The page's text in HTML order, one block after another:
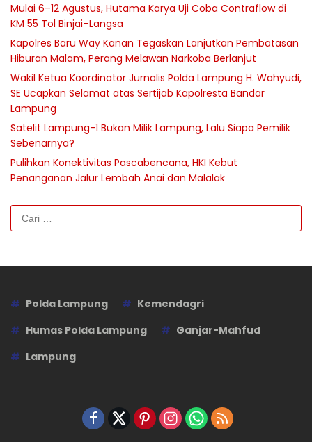
Mulai 6–12 Agustus, Hutama Karya Uji Coba Contraflow di
KM 55 Tol Binjai–Langsa
Kapolres Baru Way Kanan Tegaskan Lanjutkan Pembatasan
Hiburan Malam, Perang Melawan Narkoba Berlanjut
Wakil Ketua Koordinator Jurnalis Polda Lampung H. Wahyudi,
SE Ucapkan Selamat atas Sertijab Kapolresta Bandar
Lampung
Satelit Lampung-1 Bukan Milik Lampung, Lalu Siapa Pemilik
Sebenarnya?
Pulihkan Konektivitas Pascabencana, HKI Kebut
Penanganan Jalur Lembah Anai dan Malalak
Cari
untuk:
Polda Lampung
Kemendagri
Humas Polda Lampung
Ganjar-Mahfud
Lampung